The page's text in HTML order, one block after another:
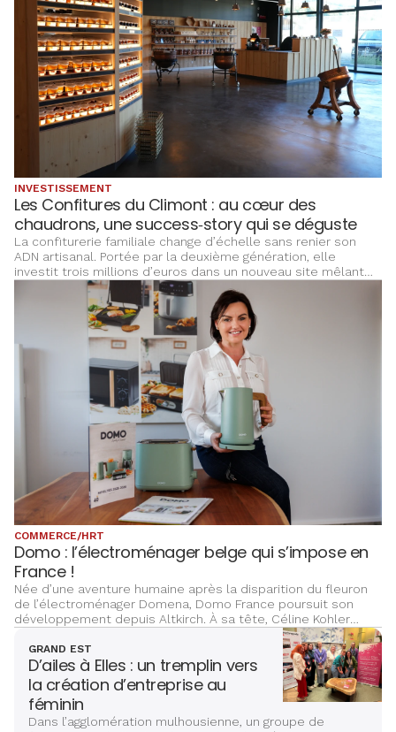
INVESTISSEMENT
Les Confitures du Climont : au cœur des
chaudrons, une success‑story qui se déguste
La confiturerie familiale change d’échelle sans renier son
ADN artisanal. Portée par la deuxième génération, elle
investit trois millions d’euros dans un nouveau site mêlant
outil de production, expérience client et valorisation du
patrimoine, pour inscrire son développement dans la durée
et renforcer son ancrage territorial.
COMMERCE/HRT
Domo : l’électroménager belge qui s’impose en
France !
Née d’une aventure humaine après la disparition du fleuron
de l’électroménager Domena, Domo France poursuit son
développement depuis Altkirch. À sa tête, Céline Kohler
revendique une histoire de passion, de persévérance et de
fidélité aux valeurs d’une entreprise familiale.
GRAND EST
D’ailes à Elles : un tremplin vers
la création d’entreprise au
féminin
Dans l’agglomération mulhousienne, un groupe de